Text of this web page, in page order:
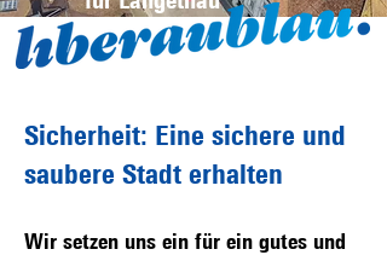
Sicherheit: Eine sichere und
saubere Stadt erhalten
Wir setzen uns ein für ein gutes und